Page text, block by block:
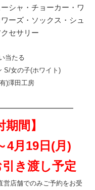
シャ・チョーカー・ワ
ーズ・ソックス・シュ
セサリー
当たる
S/女の子(ホワイト)
)澤田工房
期間】
4月19日(月)
き渡し予定
店舗でのみご予約をお受